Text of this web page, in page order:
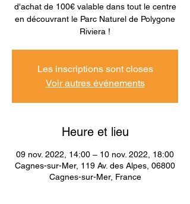
d'achat de 100€ valable dans tout le centre
en découvrant le Parc Naturel de Polygone
Riviera !
Les inscriptions sont closes
Voir autres événements
Heure et lieu
09 nov. 2022, 14:00 – 10 nov. 2022, 18:00
Cagnes-sur-Mer, 119 Av. des Alpes, 06800
Cagnes-sur-Mer, France